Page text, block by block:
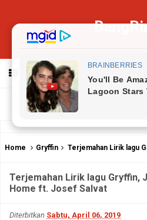
MENU
Home Gryffin Terjemahan Lirik lagu Gryffin,
Terjemahan Lirik lagu Gryffin,
Home ft. Josef Salvat
Diterbitkan Sabtu, April 06, 2019